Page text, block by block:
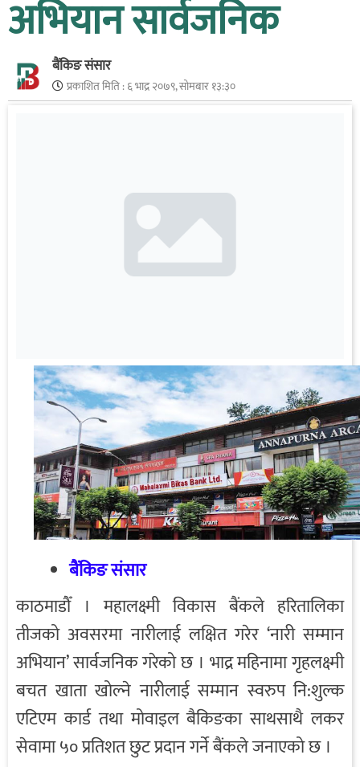
अभियान सार्वजनिक
बैंकिङ संसार
प्रकाशित मिति :६ भाद्र २०७९, सोमबार १३:३०
बैंकिङ संसार
काठमाडौँ । महालक्ष्मी विकास बैंकले हरितालिका
तीजको अवसरमा नारीलाई लक्षित गरेर ‘नारी सम्मान
अभियान’ सार्वजनिक गरेको छ । भाद्र महिनामा गृहलक्ष्मी
बचत खाता खोल्ने नारीलाई सम्मान स्वरुप नि:शुल्क
एटिएम कार्ड तथा मोवाइल बैकिङका साथसाथै लकर
सेवामा ५० प्रतिशत छुट प्रदान गर्ने बैंकले जनाएको छ ।